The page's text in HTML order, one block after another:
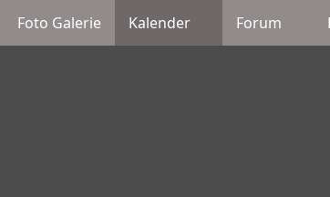
Foto Galerie Kalender Forum